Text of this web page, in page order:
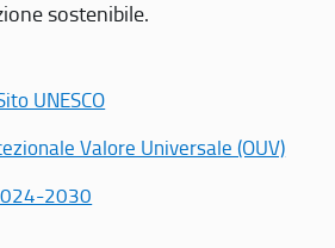
sostenibile.
UNESCO
Valore Universale (OUV)
2030